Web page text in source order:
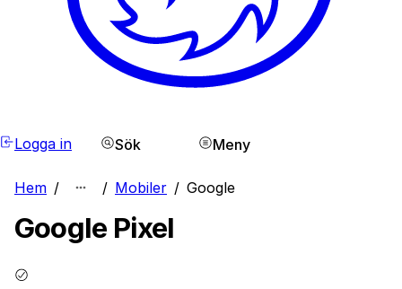
Logga in Sök Meny
Hem / / Mobiler / Google
Google Pixel